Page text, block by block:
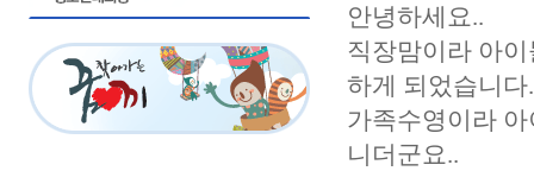
안녕하세요..
직장맘이라 아
하게 되었습니다
가족수영이라
니더군요..